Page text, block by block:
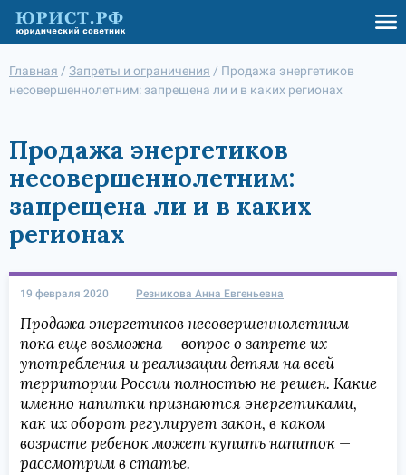
Главная / Запреты и ограничения / Продажа энергетиков
несовершеннолетним: запрещена ли и в каких регионах
Продажа энергетиков
несовершеннолетним:
запрещена ли и в каких
регионах
19 февраля 2020 Резникова Анна Евгеньевна
Продажа энергетиков несовершеннолетним
пока еще возможна — вопрос о запрете их
употребления и реализации детям на всей
территории России полностью не решен. Какие
именно напитки признаются энергетиками,
как их оборот регулирует закон, в каком
возрасте ребенок может купить напиток —
рассмотрим в статье.